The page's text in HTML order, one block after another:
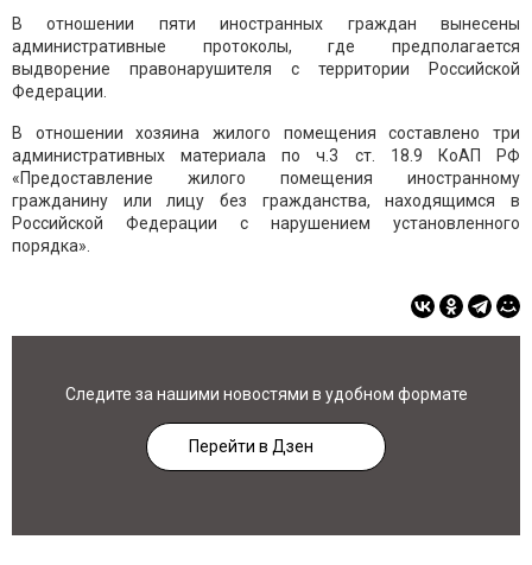
В отношении пяти иностранных граждан вынесены
административные протоколы, где предполагается
выдворение правонарушителя с территории Российской
Федерации.
В отношении хозяина жилого помещения составлено три
административных материала по ч.3 ст. 18.9 КоАП РФ
«Предоставление жилого помещения иностранному
гражданину или лицу без гражданства, находящимся в
Российской Федерации с нарушением установленного
порядка».
Следите за нашими новостями в удобном формате
Перейти в Дзен